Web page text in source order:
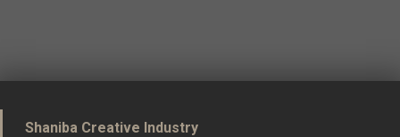
Shaniba Creative Industry